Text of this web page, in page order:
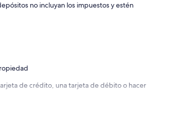
no incluyan los impuestos y estén
de crédito, una tarjeta de débito o hacer